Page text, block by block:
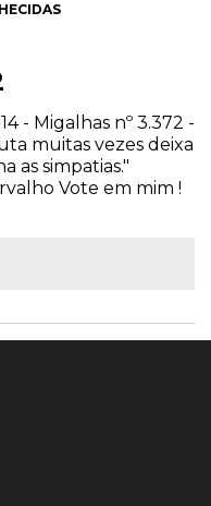
- Migalhas nº 3.372 -
muitas vezes deixa
as simpatias."
Vote em mim !